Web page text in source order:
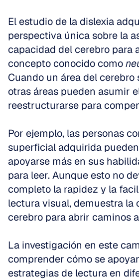
El estudio de la dislexia
perspectiva única sobre la
capacidad del cerebro para
concepto conocido como
Cuando un área del cerebro
otras áreas pueden asumir
reestructurarse para
Por ejemplo, las personas
superficial adquirida
apoyarse más en sus
para leer. Aunque esto no
completo la rapidez y la
lectura visual, demuestra la
cerebro para abrir caminos
La investigación en este
comprender cómo se
estrategias de lectura en